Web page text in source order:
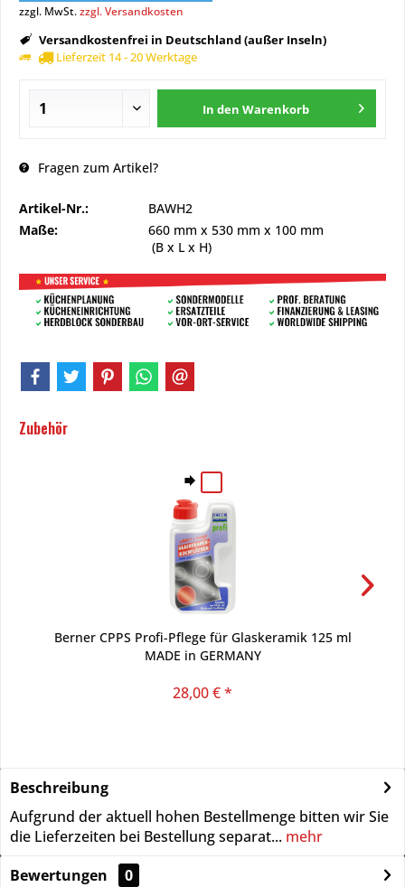
zzgl. MwSt.zzgl. Versandkosten
Versandkostenfrei in Deutschland (außer Inseln)
Lieferzeit 14 - 20 Werktage
In den Warenkorb
Fragen zum Artikel?
Artikel-Nr.:
BAWH2
Maße:
660 mm x 530 mm x 100 mm
(B x L x H)
Zubehör
Berner CPPS Profi-Pflege für Glaskeramik 125 ml
MADE in GERMANY
28,00 € *
Beschreibung
Aufgrund der aktuell hohen Bestellmenge bitten wir Sie
die Lieferzeiten bei Bestellung separat... mehr
Bewertungen
0